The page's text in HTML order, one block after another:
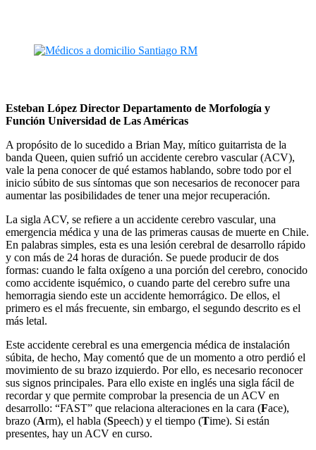
Esteban López Director Departamento de Morfología y
Función Universidad de Las Américas
A propósito de lo sucedido a Brian May, mítico guitarrista de la
banda Queen, quien sufrió un accidente cerebro vascular (ACV),
vale la pena conocer de qué estamos hablando, sobre todo por el
inicio súbito de sus síntomas que son necesarios de reconocer para
aumentar las posibilidades de tener una mejor recuperación.
La sigla ACV, se refiere a un accidente cerebro vascular, una
emergencia médica y una de las primeras causas de muerte en Chile.
En palabras simples, esta es una lesión cerebral de desarrollo rápido
y con más de 24 horas de duración. Se puede producir de dos
formas: cuando le falta oxígeno a una porción del cerebro, conocido
como accidente isquémico, o cuando parte del cerebro sufre una
hemorragia siendo este un accidente hemorrágico. De ellos, el
primero es el más frecuente, sin embargo, el segundo descrito es el
más letal.
Este accidente cerebral es una emergencia médica de instalación
súbita, de hecho, May comentó que de un momento a otro perdió el
movimiento de su brazo izquierdo. Por ello, es necesario reconocer
sus signos principales. Para ello existe en inglés una sigla fácil de
recordar y que permite comprobar la presencia de un ACV en
desarrollo: “FAST” que relaciona alteraciones en la cara (Face),
brazo (Arm), el habla (Speech) y el tiempo (Time). Si están
presentes, hay un ACV en curso.